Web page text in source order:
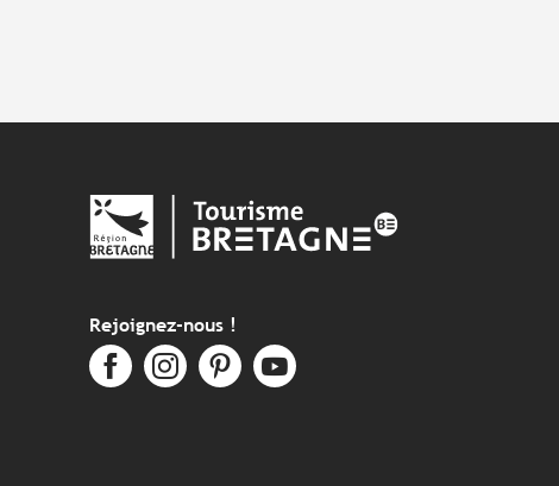
Rejoignez-nous !